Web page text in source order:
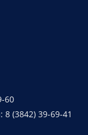
60
(3842) 39-69-41